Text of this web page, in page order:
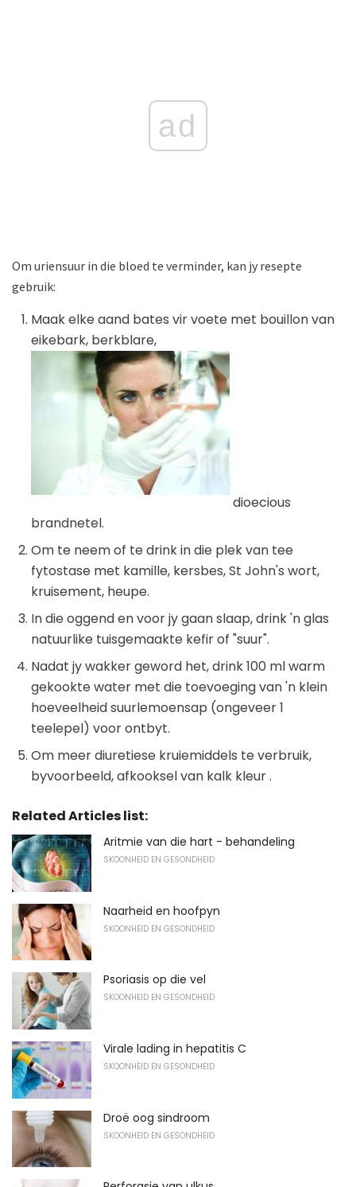
ad
Om uriensuur in die bloed te verminder, kan jy resepte
gebruik:
Maak elke aand bates vir voete met bouillon van
eikebark, berkblare,
dioecious
brandnetel.
Om te neem of te drink in die plek van tee
fytostase met kamille, kersbes, St John's wort,
kruisement, heupe.
In die oggend en voor jy gaan slaap, drink 'n glas
natuurlike tuisgemaakte kefir of "suur".
Nadat jy wakker geword het, drink 100 ml warm
gekookte water met die toevoeging van 'n klein
hoeveelheid suurlemoensap (ongeveer 1
teelepel) voor ontbyt.
Om meer diuretiese kruiemiddels te verbruik,
byvoorbeeld, afkooksel van kalk kleur .
Related Articles list:
Aritmie van die hart - behandeling
SKOONHEID EN GESONDHEID
Naarheid en hoofpyn
SKOONHEID EN GESONDHEID
Psoriasis op die vel
SKOONHEID EN GESONDHEID
Virale lading in hepatitis C
SKOONHEID EN GESONDHEID
Droë oog sindroom
SKOONHEID EN GESONDHEID